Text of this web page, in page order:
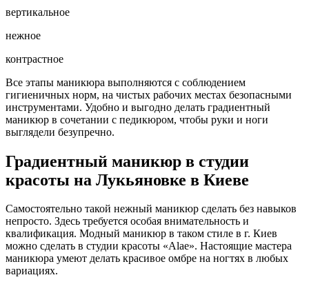
вертикальное
нежное
контрастное
Все этапы маникюра выполняются с соблюдением
гигиеничных норм, на чистых рабочих местах безопасными
инструментами. Удобно и выгодно делать градиентный
маникюр в сочетании с педикюром, чтобы руки и ноги
выглядели безупречно.
Градиентный маникюр в студии
красоты на Лукьяновке в Киеве
Самостоятельно такой нежный маникюр сделать без навыков
непросто. Здесь требуется особая внимательность и
квалификация. Модный маникюр в таком стиле в г. Киев
можно сделать в студии красоты «Alae». Настоящие мастера
маникюра умеют делать красивое омбре на ногтях в любых
вариациях.